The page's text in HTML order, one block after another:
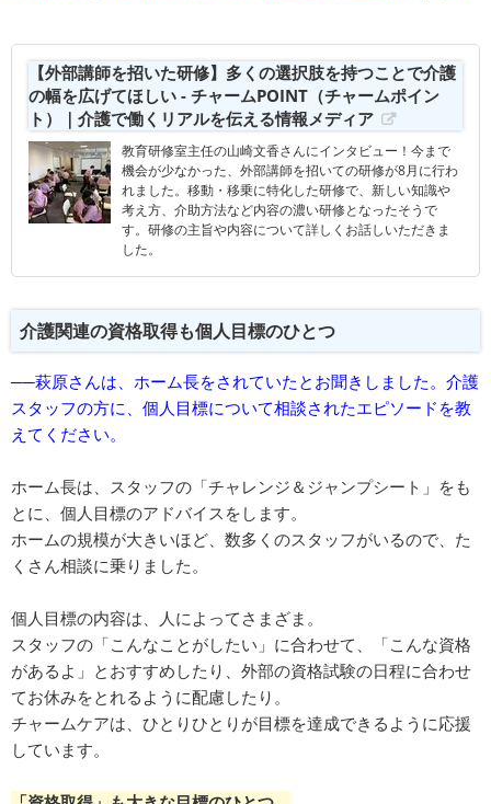
【外部講師を招いた研修】多くの選択肢を持つことで介護
の幅を広げてほしい - チャームPOINT（チャームポイン
ト）｜介護で働くリアルを伝える情報メディア
教育研修室主任の山崎文香さんにインタビュー！今まで
機会が少なかった、外部講師を招いての研修が8月に行わ
れました。移動・移乗に特化した研修で、新しい知識や
考え方、介助方法など内容の濃い研修となったそうで
す。研修の主旨や内容について詳しくお話しいただきま
した。
介護関連の資格取得も個人目標のひとつ
──萩原さんは、ホーム長をされていたとお聞きしました。介護
スタッフの方に、個人目標について相談されたエピソードを教
えてください。
ホーム長は、スタッフの「チャレンジ＆ジャンプシート」をも
とに、個人目標のアドバイスをします。
ホームの規模が大きいほど、数多くのスタッフがいるので、た
くさん相談に乗りました。
個人目標の内容は、人によってさまざま。
スタッフの「こんなことがしたい」に合わせて、「こんな資格
があるよ」とおすすめしたり、外部の資格試験の日程に合わせ
てお休みをとれるように配慮したり。
チャームケアは、ひとりひとりが目標を達成できるように応援
しています。